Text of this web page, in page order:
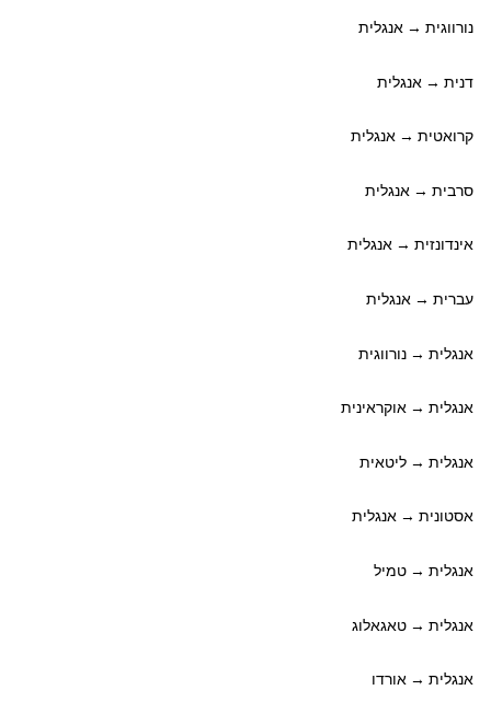
נורווגית → אנגלית
דנית → אנגלית
קרואטית → אנגלית
סרבית → אנגלית
אינדונזית → אנגלית
עברית → אנגלית
אנגלית → נורווגית
אנגלית → אוקראינית
אנגלית → ליטאית
אסטונית → אנגלית
אנגלית → טמיל
אנגלית → טאגאלוג
אנגלית → אורדו